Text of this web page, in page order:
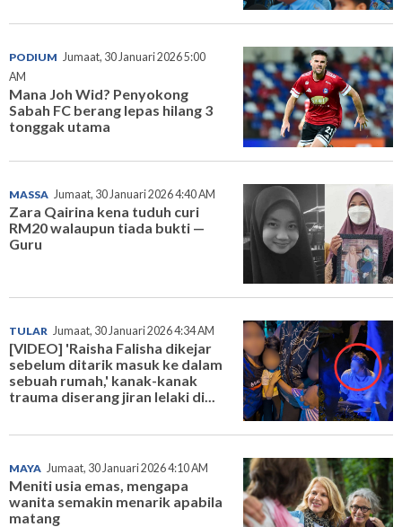
PODIUM Jumaat, 30 Januari 2026 5:00
AM
Mana Joh Wid? Penyokong
Sabah FC berang lepas hilang 3
tonggak utama
MASSA Jumaat, 30 Januari 2026 4:40 AM
Zara Qairina kena tuduh curi
RM20 walaupun tiada bukti —
Guru
TULAR Jumaat, 30 Januari 2026 4:34 AM
[VIDEO] 'Raisha Falisha dikejar
sebelum ditarik masuk ke dalam
sebuah rumah,' kanak-kanak
trauma diserang jiran lelaki di...
MAYA Jumaat, 30 Januari 2026 4:10 AM
Meniti usia emas, mengapa
wanita semakin menarik apabila
matang